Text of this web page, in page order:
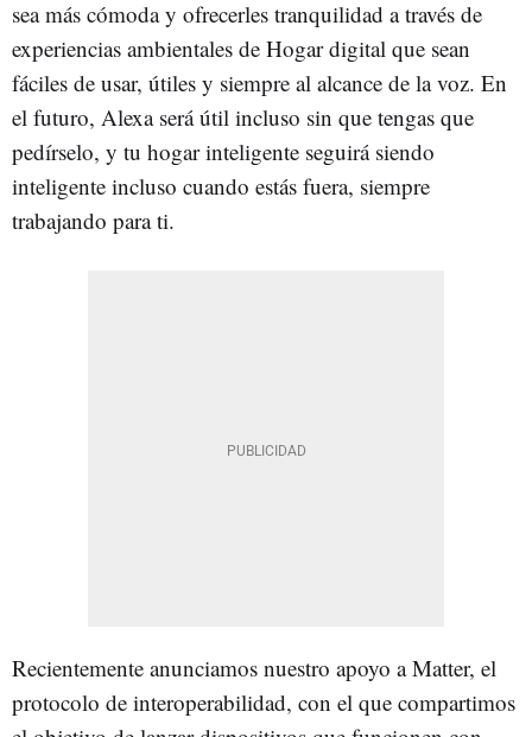
sea más cómoda y ofrecerles tranquilidad a través de
experiencias ambientales de Hogar digital que sean
fáciles de usar, útiles y siempre al alcance de la voz. En
el futuro, Alexa será útil incluso sin que tengas que
pedírselo, y tu hogar inteligente seguirá siendo
inteligente incluso cuando estás fuera, siempre
trabajando para ti.
Recientemente anunciamos nuestro apoyo a Matter, el
protocolo de interoperabilidad, con el que compartimos